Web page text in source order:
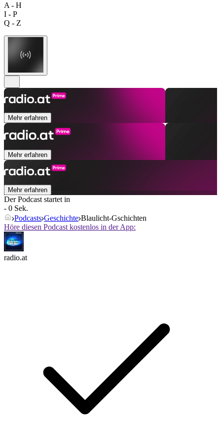
A - H
I - P
Q - Z
Mehr erfahren
Mehr erfahren
Mehr erfahren
Der Podcast startet in
- 0 Sek.
Podcasts Geschichte Blaulicht-Gschichten
Höre diesen Podcast kostenlos in der App:
radio.at